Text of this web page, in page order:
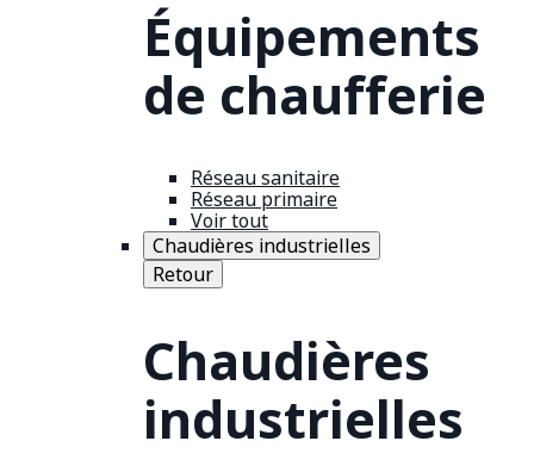
Équipements
de chaufferie
Réseau sanitaire
Réseau primaire
Voir tout
Chaudières industrielles
Retour
Chaudières
industrielles